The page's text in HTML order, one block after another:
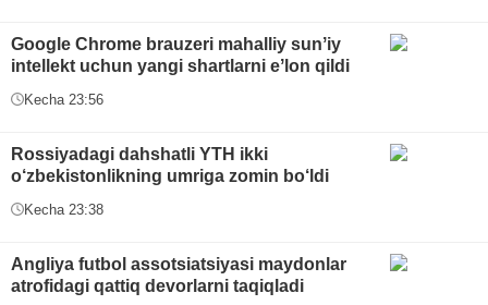
Google Chrome brauzeri mahalliy sunʼiy
intellekt uchun yangi shartlarni eʼlon qildi
Kecha 23:56
Rossiyadagi dahshatli YTH ikki
o‘zbekistonlikning umriga zomin bo‘ldi
Kecha 23:38
Angliya futbol assotsiatsiyasi maydonlar
atrofidagi qattiq devorlarni taqiqladi